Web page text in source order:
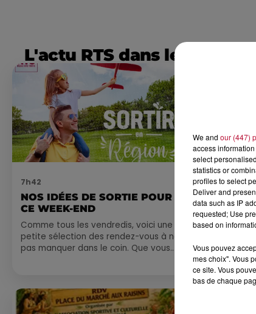
L'actu RTS dans le Sud
7h42
NOS IDÉES DE SORTIE POUR
CE WEEK-END
Comme tous les vendredis, voici une
petite sélection des rendez-vous à ne
pas manquer dans le coin. Que vous
0h01
DINER
We and our (447)
access
select
statistics or
profiles to select
Deliver and
data such as IP
requested; Use
based on
Vous pouvez
mes choix". Vous
ce site. Vous
bas de chaque